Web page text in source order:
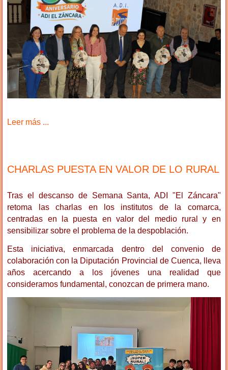
Leer más ...
CHARLAS PUESTA EN VALOR DE LO RURAL
Tras el descanso de Semana Santa, ADI "El Záncara"
retoma las charlas en los institutos de la comarca,
centradas en la puesta en valor del medio rural y en
sensibilizar sobre el problema de la despoblación.
Esta iniciativa, enmarcada dentro del convenio de
colaboración con la Diputación Provincial de Cuenca, lleva
años acercando a los jóvenes una realidad que
consideramos fundamental, conozcan de primera mano.